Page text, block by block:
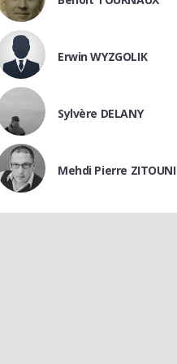
Erwin WYZGOLIK
Sylvère DELANY
Mehdi Pierre ZITOUNI